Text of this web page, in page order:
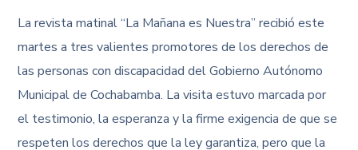
La revista matinal “La Mañana es Nuestra” recibió este
martes a tres valientes promotores de los derechos de
las personas con discapacidad del Gobierno Autónomo
Municipal de Cochabamba. La visita estuvo marcada por
el testimonio, la esperanza y la firme exigencia de que se
respeten los derechos que la ley garantiza, pero que la